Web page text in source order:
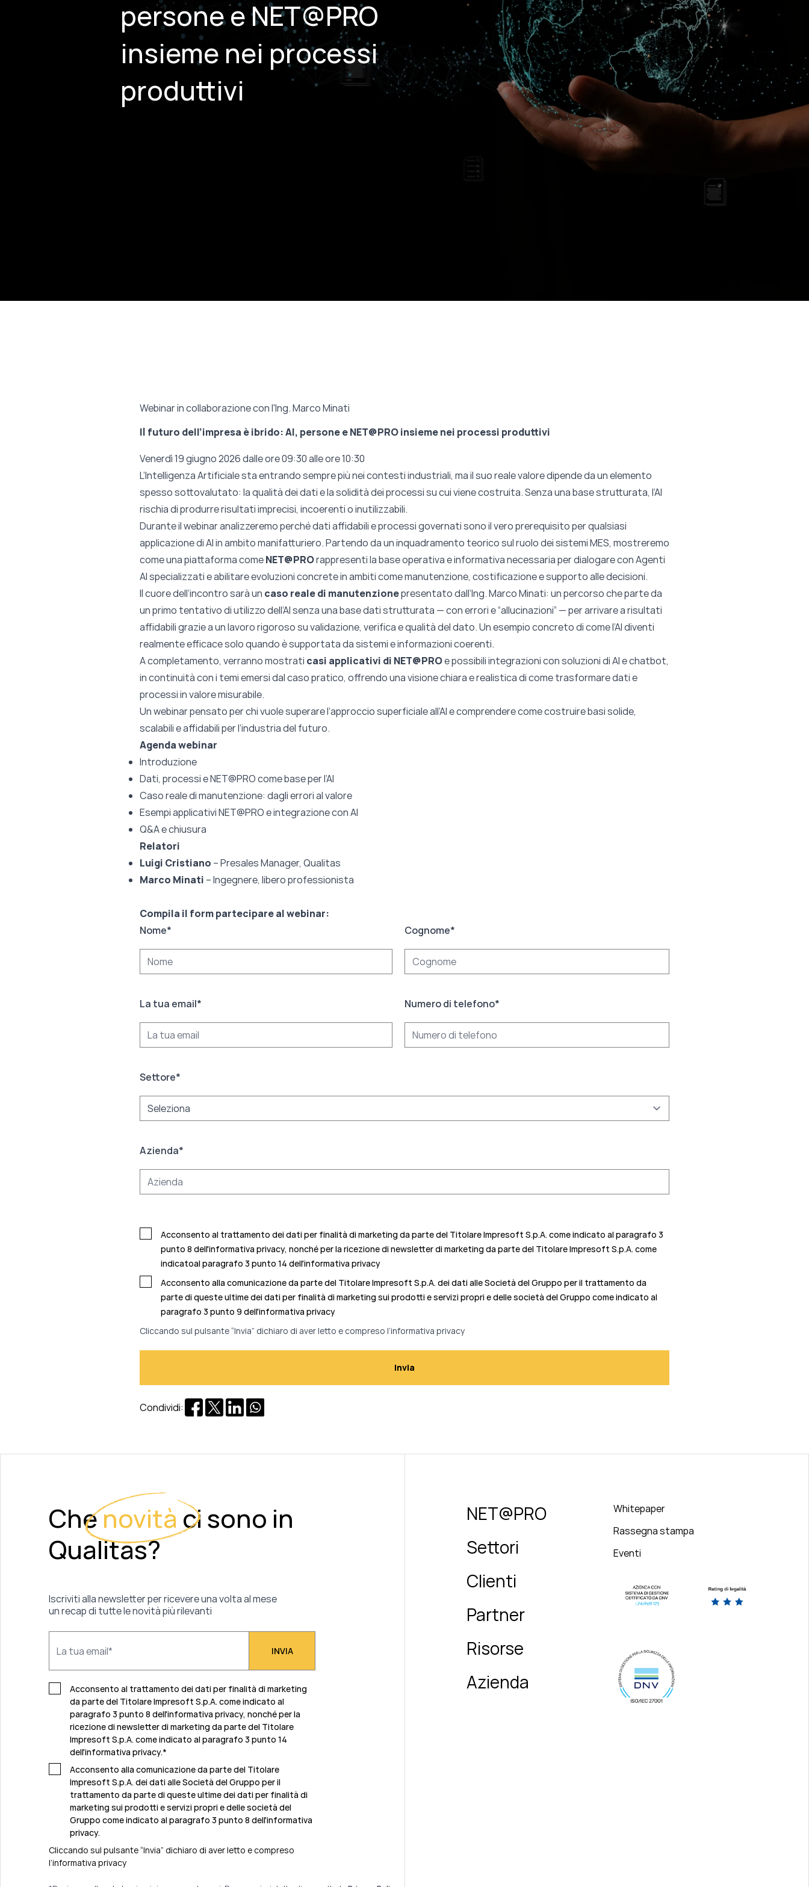
persone e NET@PRO
insieme nei processi
produttivi
Webinar in collaborazione con l'Ing. Marco Minati
Il futuro dell’impresa è ibrido: AI, persone e NET@PRO insieme nei processi produttivi
Venerdì 19 giugno 2026 dalle ore 09:30 alle ore 10:30
L’Intelligenza Artificiale sta entrando sempre più nei contesti industriali, ma il suo reale valore dipende da un elemento
spesso sottovalutato: la qualità dei dati e la solidità dei processi su cui viene costruita. Senza una base strutturata, l’AI
rischia di produrre risultati imprecisi, incoerenti o inutilizzabili.
Durante il webinar analizzeremo perché dati affidabili e processi governati sono il vero prerequisito per qualsiasi
applicazione di AI in ambito manifatturiero. Partendo da un inquadramento teorico sul ruolo dei sistemi MES, mostreremo
come una piattaforma comeNET@PROrappresenti la base operativa e informativa necessaria per dialogare con Agenti
AI specializzati e abilitare evoluzioni concrete in ambiti come manutenzione, costificazione e supporto alle decisioni.
Il cuore dell’incontro sarà un caso reale di manutenzionepresentato dall’Ing. Marco Minati: un percorso che parte da
un primo tentativo di utilizzo dell’AI senza una base dati strutturata — con errori e “allucinazioni” — per arrivare a risultati
affidabili grazie a un lavoro rigoroso su validazione, verifica e qualità del dato. Un esempio concreto di come l’AI diventi
realmente efficace solo quando è supportata da sistemi e informazioni coerenti.
A completamento, verranno mostrati casi applicativi di NET@PROe possibili integrazioni con soluzioni di AI e chatbot,
in continuità con i temi emersi dal caso pratico, offrendo una visione chiara e realistica di come trasformare dati e
processi in valore misurabile.
Un webinar pensato per chi vuole superare l’approccio superficiale all’AI e comprendere come costruire basi solide,
scalabili e affidabili per l’industria del futuro.
Agenda webinar
Introduzione
Dati, processi e NET@PRO come base per l’AI
Caso reale di manutenzione: dagli errori al valore
Esempi applicativi NET@PRO e integrazione con AI
Q&A e chiusura
Relatori
Luigi Cristiano – Presales Manager, Qualitas
Marco Minati – Ingegnere, libero professionista
Compila il form partecipare al webinar:
Nome* Cognome*
La tua email* Numero di telefono*
Settore*
Azienda*
Acconsento al trattamento dei dati per finalità di marketing da parte del Titolare Impresoft S.p.A. come indicato al paragrafo 3
punto 8 dell'informativa privacy, nonché per la ricezione di newsletter di marketing da parte del Titolare Impresoft S.p.A. come
indicatoal paragrafo 3 punto 14 dell'informativa privacy
Acconsento alla comunicazione da parte del Titolare Impresoft S.p.A. dei dati alle Società del Gruppo per il trattamento da
parte di queste ultime dei dati per finalità di marketing sui prodotti e servizi propri e delle società del Gruppo come indicato al
paragrafo 3 punto 9 dell'informativa privacy
Cliccando sul pulsante “Invia” dichiaro di aver letto e compreso l’informativa privacy
Condividi:
Chenovità ci sono in
Qualitas?
Iscriviti alla newsletter per ricevere una volta al mese
un recap di tutte le novità più rilevanti
Acconsento al trattamento dei dati per finalità di marketing
da parte del Titolare Impresoft S.p.A. come indicato al
paragrafo 3 punto 8 dell'informativa privacy, nonché per la
ricezione di newsletter di marketing da parte del Titolare
Impresoft S.p.A. come indicato al paragrafo 3 punto 14
dell'informativa privacy.*
Acconsento alla comunicazione da parte del Titolare
Impresoft S.p.A. dei dati alle Società del Gruppo per il
trattamento da parte di queste ultime dei dati per finalità di
marketing sui prodotti e servizi propri e delle società del
Gruppo come indicato al paragrafo 3 punto 8 dell'informativa
privacy.
Cliccando sul pulsante “Invia” dichiaro di aver letto e compreso
l’informativa privacy
NET@PRO
Settori
Clienti
Partner
Risorse
Azienda
Whitepaper
Rassegna stampa
Eventi